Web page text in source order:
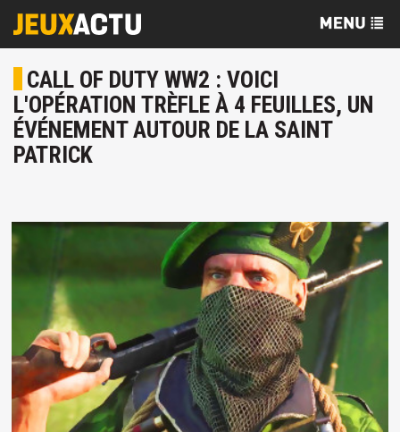
CALL OF DUTY WW2 : VOICI
L'OPÉRATION TRÈFLE À 4 FEUILLES, UN
ÉVÉNEMENT AUTOUR DE LA SAINT
PATRICK